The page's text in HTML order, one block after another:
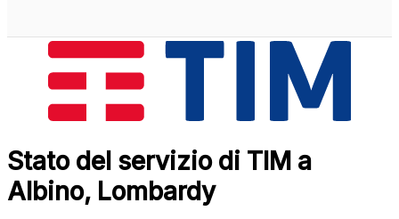
Stato del servizio di TIM a
Albino, Lombardy